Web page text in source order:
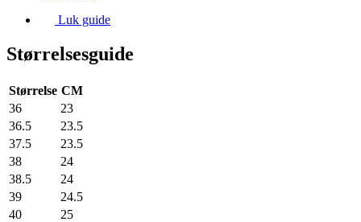
Luk guide
Størrelsesguide
Størrelse CM
36
23
36.5
23.5
37.5
23.5
38
24
38.5
24
39
24.5
40
25